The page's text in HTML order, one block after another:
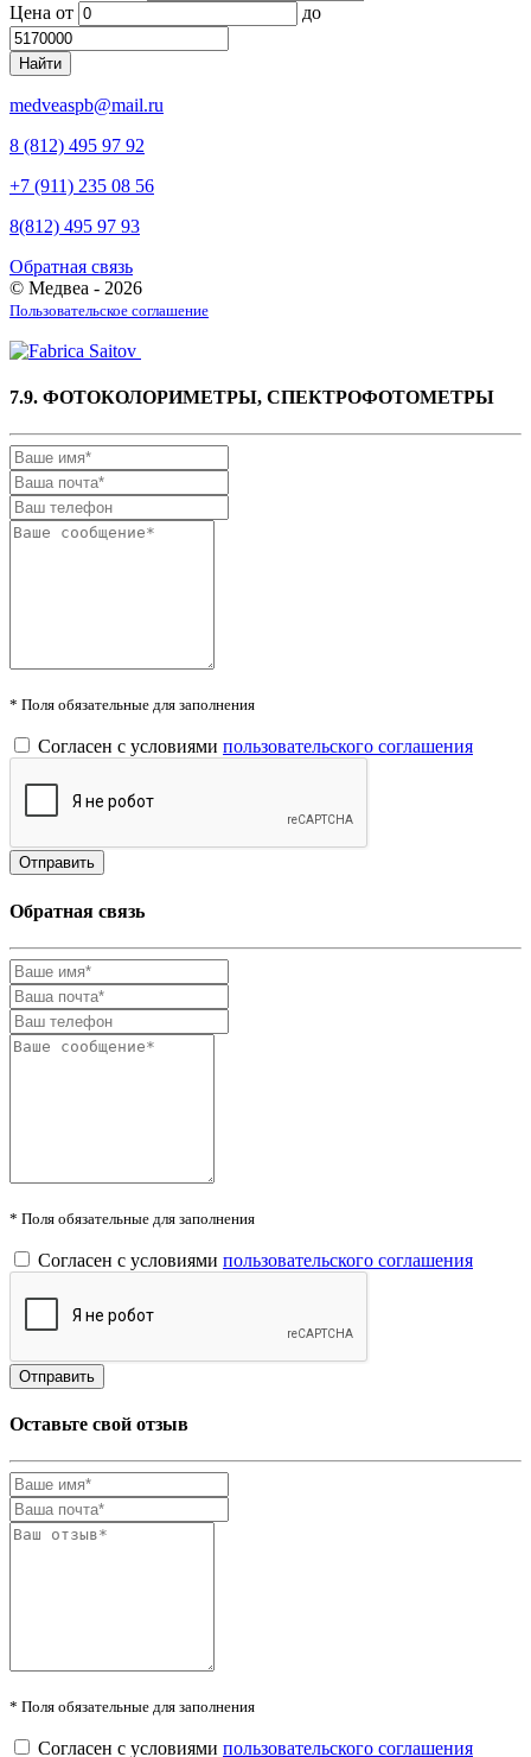
Цена от до
medveaspb@mail.ru
8 (812) 495 97 92
+7 (911) 235 08 56
8(812) 495 97 93
Обратная связь
© Медвеа - 2026
Пользовательское соглашение
7.9. ФОТОКОЛОРИМЕТРЫ, СПЕКТРОФОТОМЕТРЫ
* Поля обязательные для заполнения
Согласен с условиями пользовательского соглашения
Обратная связь
* Поля обязательные для заполнения
Согласен с условиями пользовательского соглашения
Оставьте свой отзыв
* Поля обязательные для заполнения
Согласен с условиями пользовательского соглашения